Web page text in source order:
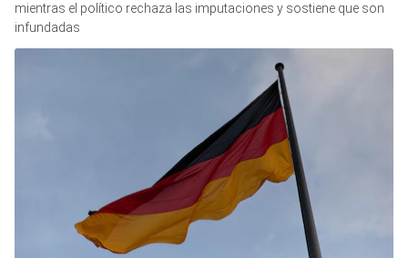
mientras el político rechaza las imputaciones y sostiene que son
infundadas